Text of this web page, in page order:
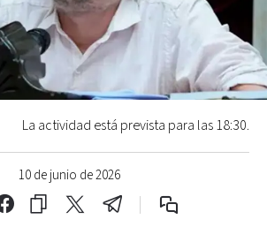
10 de junio de 2026
La actividad está prevista para las 18:30.